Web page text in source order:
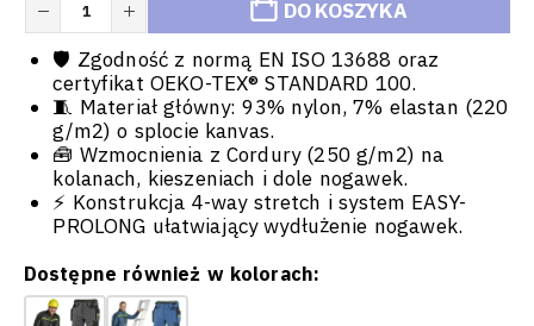
DO KOSZYKA
🛡️ Zgodność z normą EN ISO 13688 oraz
certyfikat OEKO-TEX® STANDARD 100.
🧵 Materiał główny: 93% nylon, 7% elastan (220
g/m2) o splocie kanvas.
🧰 Wzmocnienia z Cordury (250 g/m2) na
kolanach, kieszeniach i dole nogawek.
⚡ Konstrukcja 4-way stretch i system EASY-
PROLONG ułatwiający wydłużenie nogawek.
Dostępne również w kolorach: